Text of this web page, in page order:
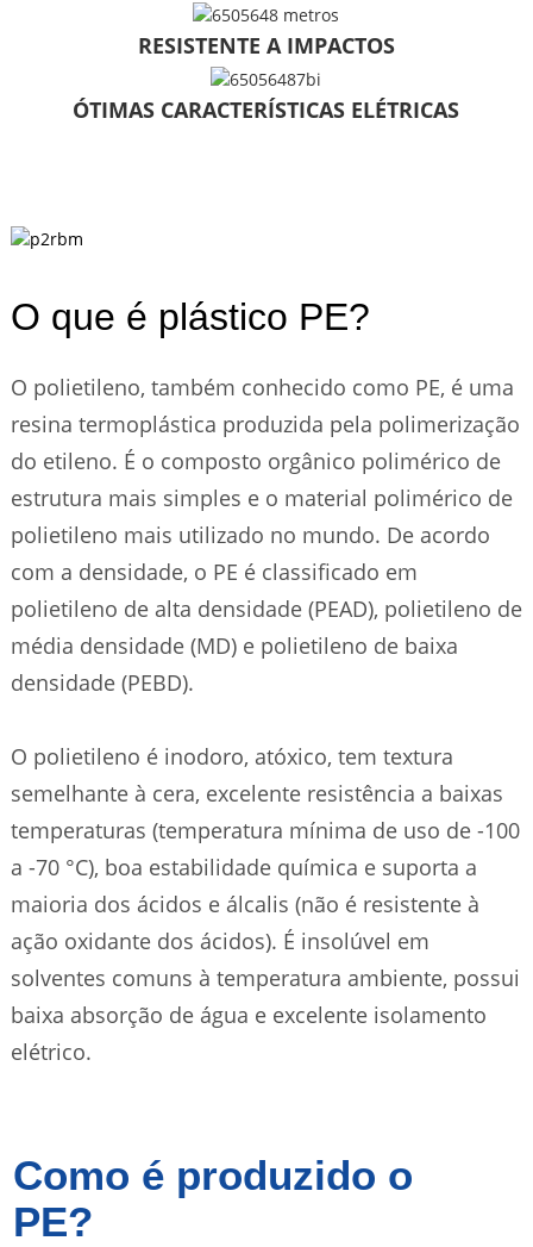
RESISTENTE A IMPACTOS
ÓTIMAS CARACTERÍSTICAS ELÉTRICAS
O que é plástico PE?
O polietileno, também conhecido como PE, é uma
resina termoplástica produzida pela polimerização
do etileno. É o composto orgânico polimérico de
estrutura mais simples e o material polimérico de
polietileno mais utilizado no mundo. De acordo
com a densidade, o PE é classificado em
polietileno de alta densidade (PEAD), polietileno de
média densidade (MD) e polietileno de baixa
densidade (PEBD).
O polietileno é inodoro, atóxico, tem textura
semelhante à cera, excelente resistência a baixas
temperaturas (temperatura mínima de uso de -100
a -70 °C), boa estabilidade química e suporta a
maioria dos ácidos e álcalis (não é resistente à
ação oxidante dos ácidos). É insolúvel em
solventes comuns à temperatura ambiente, possui
baixa absorção de água e excelente isolamento
elétrico.
Como é produzido o
PE?